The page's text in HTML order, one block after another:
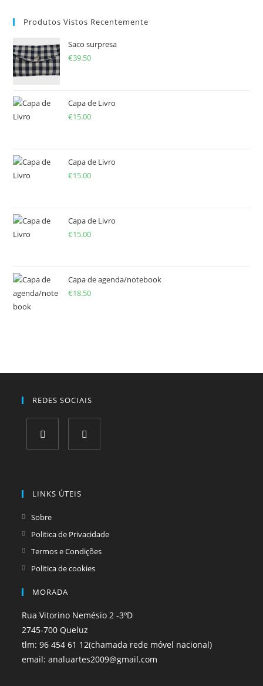
Produtos Vistos Recentemente
Saco surpresa
€39.50
Capa de Livro
€15.00
Capa de Livro
€15.00
Capa de Livro
€15.00
Capa de agenda/notebook
€18.50
REDES SOCIAIS
tab
LINKS ÚTEIS
Sobre
Politica de Privacidade
Termos e Condições
Politica de cookies
MORADA
Rua Vitorino Nemésio 2 -3ºD
2745-700 Queluz
tlm: 96 454 61 12(chamada rede móvel nacional)
email: analuartes2009@gmail.com